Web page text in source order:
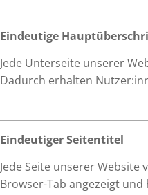
Eindeutige
Jede Unterseite unserer
Dadurch erhalten
Eindeutiger Seitentitel
Jede Seite unserer
Browser-Tab angezeigt